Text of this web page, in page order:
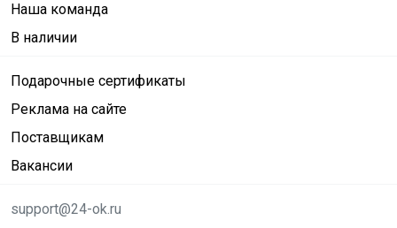
Наша команда
В наличии
Подарочные сертификаты
Реклама на сайте
Поставщикам
Вакансии
support@24-ok.ru